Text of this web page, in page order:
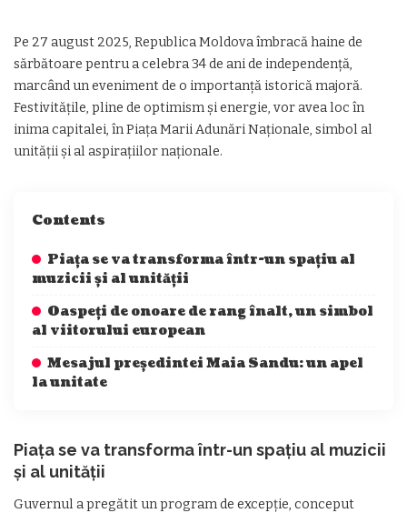
Pe 27 august 2025, Republica Moldova îmbracă haine de
sărbătoare pentru a celebra 34 de ani de independență,
marcând un eveniment de o importanță istorică majoră.
Festivitățile, pline de optimism și energie, vor avea loc în
inima capitalei, în Piața Marii Adunări Naționale, simbol al
unității și al aspirațiilor naționale.
Contents
Piața se va transforma într-un spațiu al
muzicii și al unității
Oaspeți de onoare de rang înalt, un simbol
al viitorului european
Mesajul președintei Maia Sandu: un apel
la unitate
Piața se va transforma într-un spațiu al muzicii
și al unității
Guvernul a pregătit un program de excepție, conceput